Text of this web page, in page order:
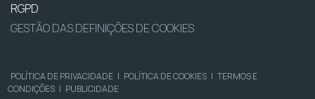
RGPD
GESTÃO DAS DEFINIÇÕES DE COOKIES
POLÍTICA DE PRIVACIDADE | POLÍTICA DE COOKIES | TERMOS E
CONDIÇÕES | PUBLICIDADE